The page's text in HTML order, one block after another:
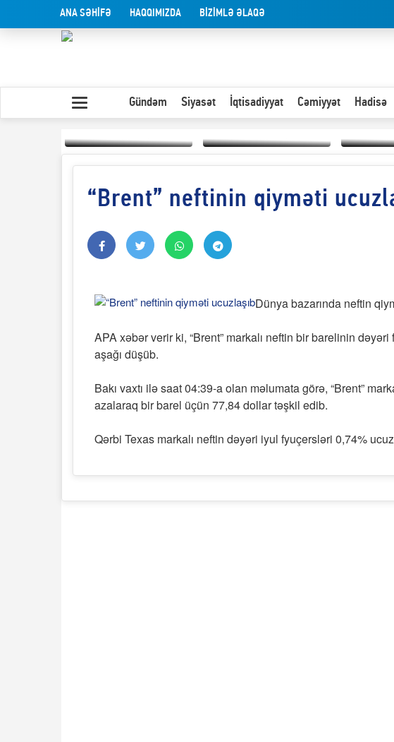
ANA SƏHİFƏ HAQQIMIZDA BİZİMLƏ ƏLAQƏ
Gündəm Siyasət İqtisadiyyat Cəmiyyət Hadisə
Yaxın Şərqdəki
müharibənin qısa Olduğu kimi görünən
Paytaxta
"Xoş
“Brent” neftinin qiyməti
Dünya bazarında neftin
APA xəbər verir ki, “Brent” markalı neftin bir barelinin
aşağı düşüb.
Bakı vaxtı ilə saat 04:39-a olan məlumata görə, “Brent”
azalaraq bir barel üçün 77,84 dollar təşkil edib.
Qərbi Texas markalı neftin dəyəri iyul fyuçersləri 0,74%